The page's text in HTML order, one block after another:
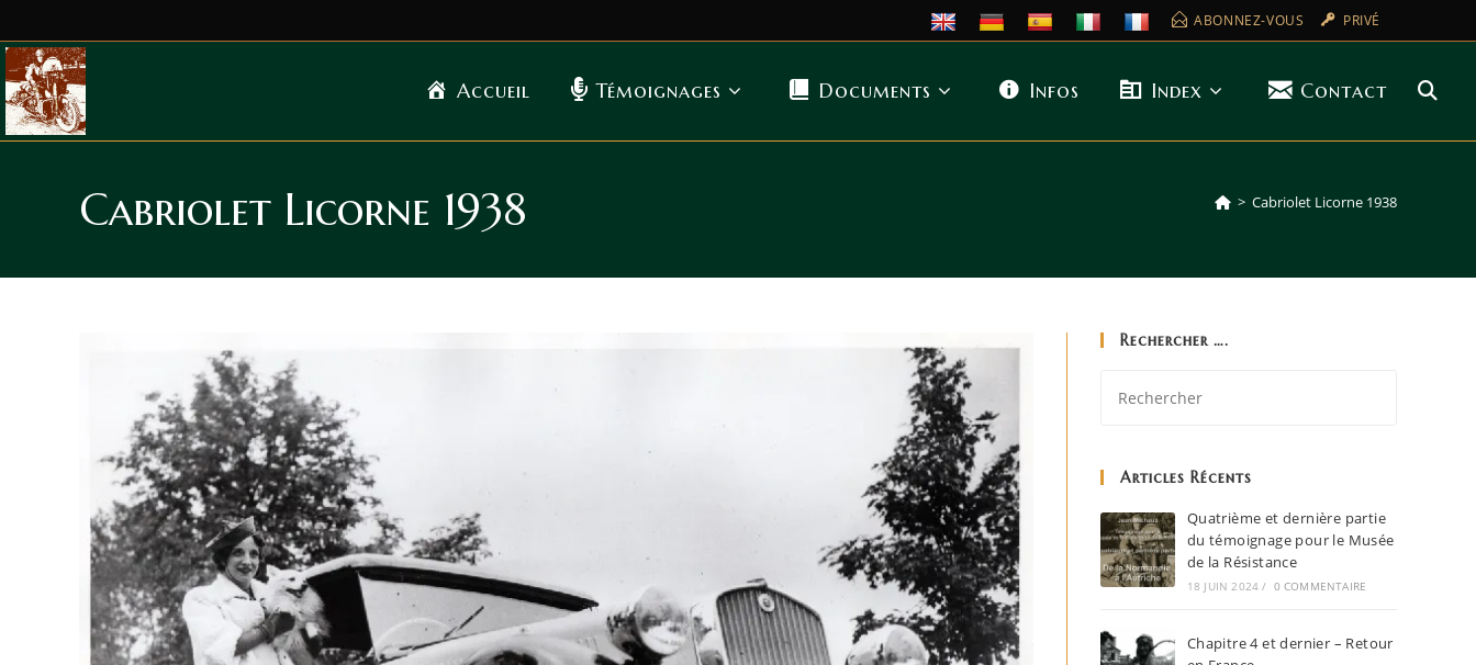
ABONNEZ-VOUS PRIVÉ
Accueil Témoignages Documents Infos Index Contact
Cabriolet Licorne 1938 > Cabriolet Licorne 1938
Rechercher ….
Articles Récents
Quatrième et dernière partie
du témoignage pour le Musée
de la Résistance
18 JUIN 2024 / 0 COMMENTAIRE
Chapitre 4 et dernier – Retour